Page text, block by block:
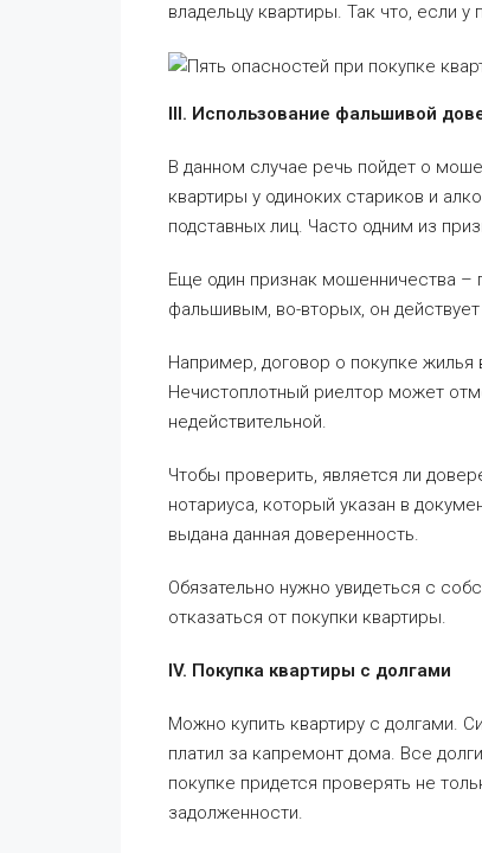
владельцу квартиры. Так что, если
III. Использование фальшивой
В данном случае речь пойдет о
квартиры у одиноких стариков и
подставных лиц. Часто одним из
Еще один признак мошенничества
фальшивым, во-вторых, он
Например, договор о покупке жилья
Нечистоплотный риелтор может
недействительной.
Чтобы проверить, является ли
нотариуса, который указан в
выдана данная доверенность.
Обязательно нужно увидеться с
отказаться от покупки квартиры.
IV. Покупка квартиры с долгами
Можно купить квартиру с долгами.
платил за капремонт дома. Все
покупке придется проверять не
задолженности.